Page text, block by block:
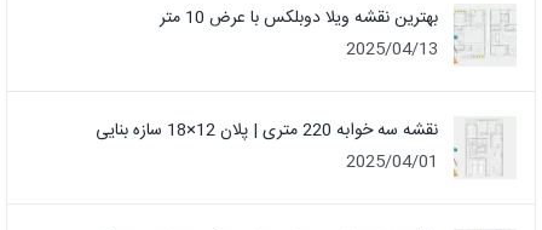
بهترین نقشه ویلا دوبلکس با عرض 10 متر
2025/04/13
نقشه سه خوابه 220 متری | پلان 12×18 سازه بنایی
2025/04/01